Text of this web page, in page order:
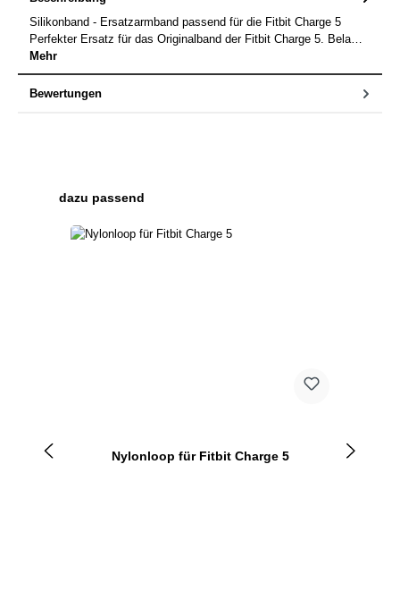
Silikonband - Ersatzarmband passend für die Fitbit Charge 5
Perfekter Ersatz für das Originalband der Fitbit Charge 5. Bela…
Mehr
Bewertungen
Produktgalerie überspringen
dazu passend
Nylonloop für Fitbit Charge 5